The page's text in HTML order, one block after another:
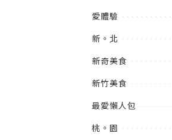
愛體驗
新。北
新奇美食
新竹美食
最愛懶人包
桃。園